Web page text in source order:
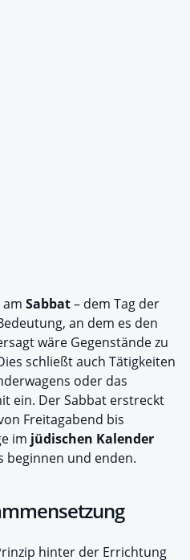
Sabbat– dem Tag der
an dem es den
wäre Gegenstände zu
schließt auch Tätigkeiten
oder das
ein. Der Sabbat erstreckt
Freitagabend bis
im jüdischen Kalender
beginnen und enden.
hinter der Errichtung